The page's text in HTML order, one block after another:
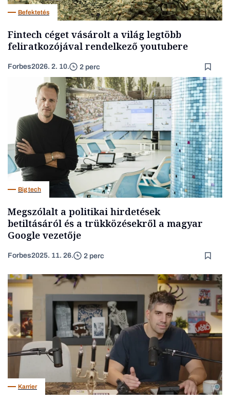
Befektetés
Fintech céget vásárolt a világ legtöbb
feliratkozójával rendelkező youtubere
Forbes2026. 2. 10. 2 perc
Big tech
Megszólalt a politikai hirdetések
betiltásáról és a trükközésekről a magyar
Google vezetője
Forbes2025. 11. 26. 2 perc
Karrier